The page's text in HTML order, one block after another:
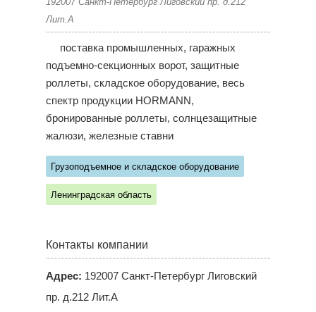
Лит.А
поставка промышленных, гаражных
подъемно-секционных ворот, защитные
роллеты, складское оборудование, весь
спектр продукции HORMANN,
бронированные роллеты, солнцезащитные
жалюзи, железные ставни
Грузоподъемное и складское оборудование
Ленинградская область
Контакты компании
Адрес: 192007 Санкт-Петербург Лиговский
пр. д.212 Лит.А